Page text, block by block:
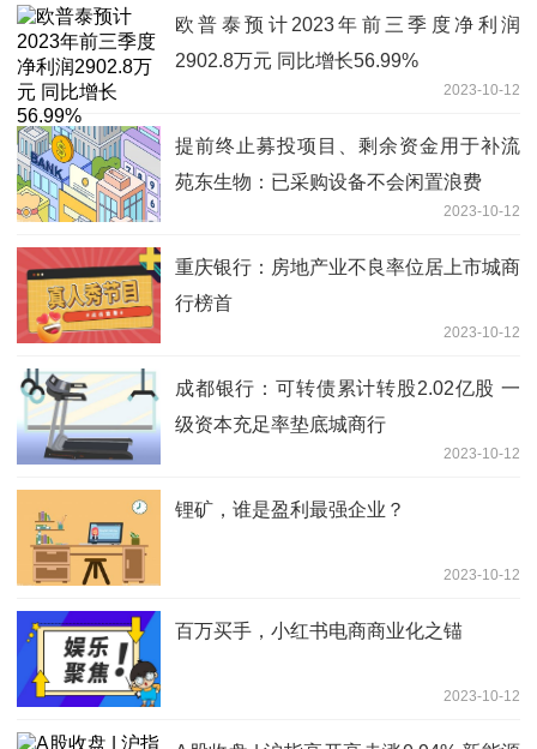
欧普泰预计2023年前三季度净利润
2902.8万元 同比增长56.99%
2023-10-12
提前终止募投项目、剩余资金用于补流
苑东生物：已采购设备不会闲置浪费
2023-10-12
重庆银行：房地产业不良率位居上市城商
行榜首
2023-10-12
成都银行：可转债累计转股2.02亿股 一
级资本充足率垫底城商行
2023-10-12
锂矿，谁是盈利最强企业？
2023-10-12
百万买手，小红书电商商业化之锚
2023-10-12